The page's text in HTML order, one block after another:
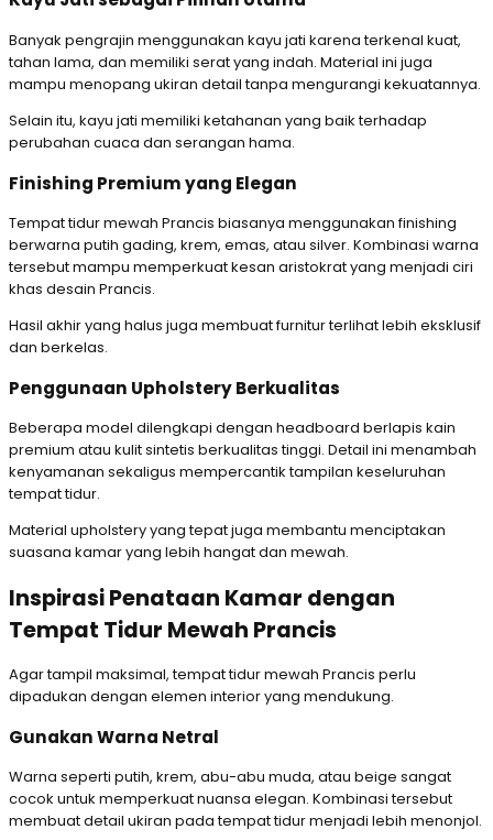
Banyak pengrajin menggunakan kayu jati karena terkenal kuat,
tahan lama, dan memiliki serat yang indah. Material ini juga
mampu menopang ukiran detail tanpa mengurangi kekuatannya.
Selain itu, kayu jati memiliki ketahanan yang baik terhadap
perubahan cuaca dan serangan hama.
Finishing Premium yang Elegan
Tempat tidur mewah Prancis biasanya menggunakan finishing
berwarna putih gading, krem, emas, atau silver. Kombinasi warna
tersebut mampu memperkuat kesan aristokrat yang menjadi ciri
khas desain Prancis.
Hasil akhir yang halus juga membuat furnitur terlihat lebih eksklusif
dan berkelas.
Penggunaan Upholstery Berkualitas
Beberapa model dilengkapi dengan headboard berlapis kain
premium atau kulit sintetis berkualitas tinggi. Detail ini menambah
kenyamanan sekaligus mempercantik tampilan keseluruhan
tempat tidur.
Material upholstery yang tepat juga membantu menciptakan
suasana kamar yang lebih hangat dan mewah.
Inspirasi Penataan Kamar dengan
Tempat Tidur Mewah Prancis
Agar tampil maksimal, tempat tidur mewah Prancis perlu
dipadukan dengan elemen interior yang mendukung.
Gunakan Warna Netral
Warna seperti putih, krem, abu-abu muda, atau beige sangat
cocok untuk memperkuat nuansa elegan. Kombinasi tersebut
membuat detail ukiran pada tempat tidur menjadi lebih menonjol.